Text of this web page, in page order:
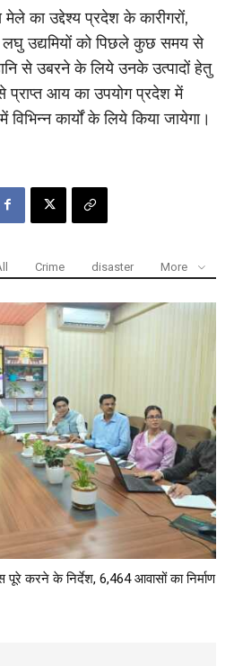
मेले का उद्देश्य प्रदेश के कारीगरों,
लघु उद्यमियों को पिछले कुछ समय से
से उबरने के लिये उनके उत्पादों हेतु
आय का उपयोग प्रदेश में
कार्यों के लिये किया जायेगा।
Crime disaster More
करने के निर्देश, 6,464 आवासों का निर्माण